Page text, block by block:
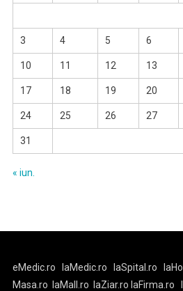
3 4 5 6
10 11 12 13
17 18 19 20
24 25 26 27
31
« iun.
eMedic.ro laMedic.ro laSpital.ro
Masa.ro
laMall.ro laZiar.ro laFirma.ro